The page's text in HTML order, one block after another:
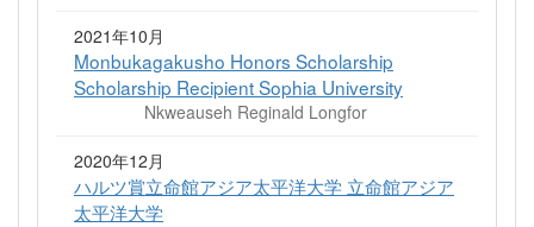
2021年10月
Monbukagakusho Honors Scholarship
Scholarship Recipient Sophia University
Nkweauseh Reginald Longfor
2020年12月
ハルツ賞立命館アジア太平洋大学 立命館アジア
太平洋大学